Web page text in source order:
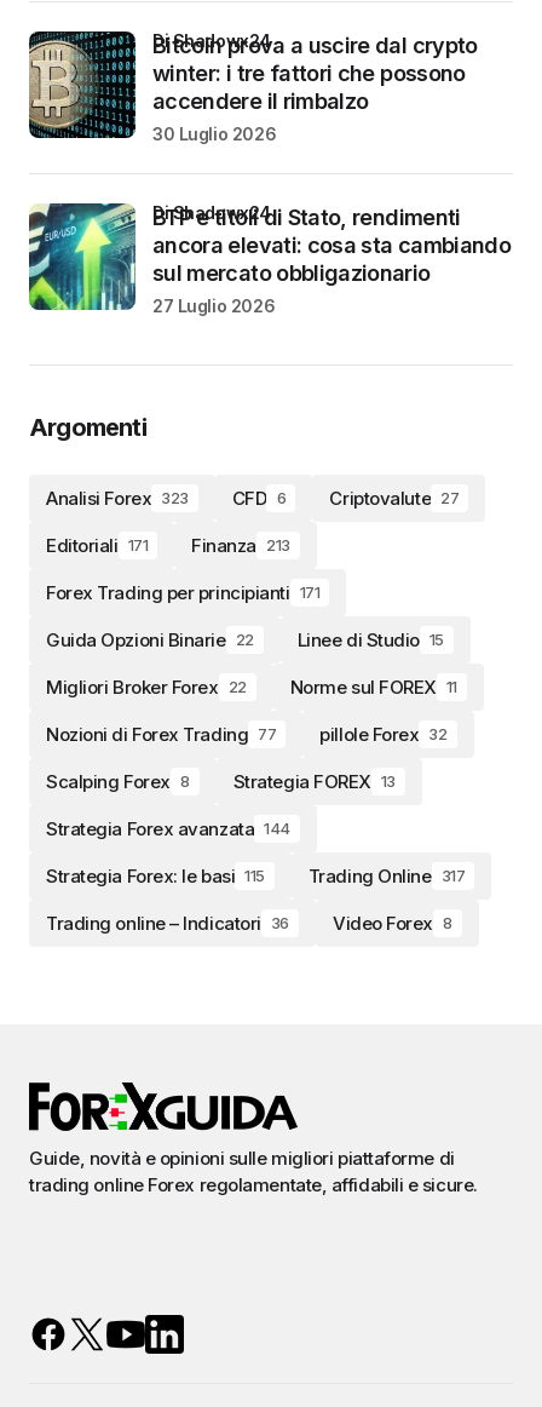
Bitcoin prova a uscire dal crypto
winter: i tre fattori che possono
accendere il rimbalzo
di Shadowx24
30 Luglio 2026
BTP e titoli di Stato, rendimenti
ancora elevati: cosa sta cambiando
sul mercato obbligazionario
di Shadowx24
27 Luglio 2026
Argomenti
Analisi Forex 323 CFD 6 Criptovalute 27
Editoriali 171 Finanza 213
Forex Trading per principianti 171
Guida Opzioni Binarie 22 Linee di Studio 15
Migliori Broker Forex 22 Norme sul FOREX 11
Nozioni di Forex Trading 77 pillole Forex 32
Scalping Forex 8 Strategia FOREX 13
Strategia Forex avanzata 144
Strategia Forex: le basi 115 Trading Online 317
Trading online – Indicatori 36 Video Forex 8
Guide, novità e opinioni sulle migliori piattaforme di
trading online Forex regolamentate, affidabili e sicure.